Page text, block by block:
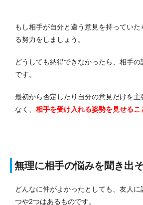
もし相手が自分と違う意見を持ってい
る努力をしましょう。
どうしても納得できなかったら、相手
です。
最初から否定したり自分の意見だけを主
なく、 相手を受け入れる姿勢を見せるこ
無理に相手の悩みを聞き出
どんなに仲がよかったとしても、友人
つや2つはあるものです。